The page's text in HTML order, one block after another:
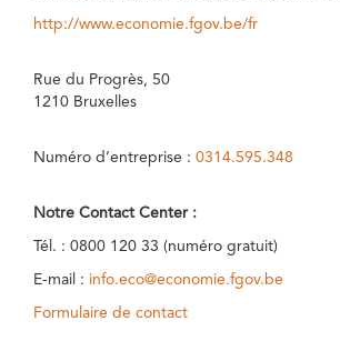
http://www.economie.fgov.be/fr
Rue du Progrès, 50
1210 Bruxelles
Numéro d’entreprise : 0314.595.348
Notre Contact Center :
Tél. : 0800 120 33 (numéro gratuit)
E-mail : info.eco@economie.fgov.be
Formulaire de contact